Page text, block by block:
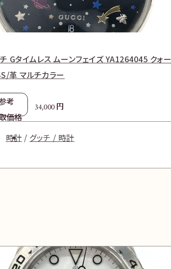
Gタイムレス ムーンフェイズ YA1264045 クォー
革 マルチカラー
考
価格
34,000円
時計 グッチ / 時計